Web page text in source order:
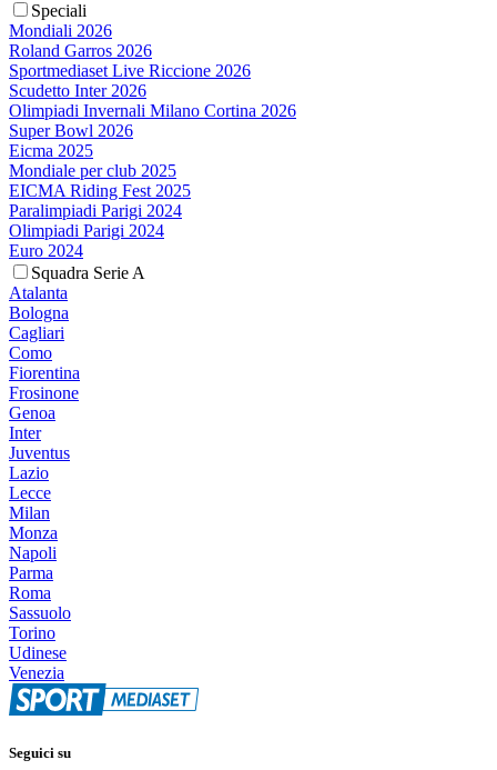
Speciali
Mondiali 2026
Roland Garros 2026
Sportmediaset Live Riccione 2026
Scudetto Inter 2026
Olimpiadi Invernali Milano Cortina 2026
Super Bowl 2026
Eicma 2025
Mondiale per club 2025
EICMA Riding Fest 2025
Paralimpiadi Parigi 2024
Olimpiadi Parigi 2024
Euro 2024
Squadra Serie A
Atalanta
Bologna
Cagliari
Como
Fiorentina
Frosinone
Genoa
Inter
Juventus
Lazio
Lecce
Milan
Monza
Napoli
Parma
Roma
Sassuolo
Torino
Udinese
Venezia
Seguici su